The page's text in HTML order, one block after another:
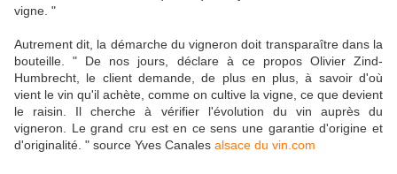
vigne. "
Autrement dit, la démarche du vigneron doit transparaître dans la
bouteille. " De nos jours, déclare à ce propos Olivier Zind-
Humbrecht, le client demande, de plus en plus, à savoir d'où
vient le vin qu'il achète, comme on cultive la vigne, ce que devient
le raisin. Il cherche à vérifier l'évolution du vin auprès du
vigneron. Le grand cru est en ce sens une garantie d'origine et
d'originalité. " source Yves Canales alsace du vin.com